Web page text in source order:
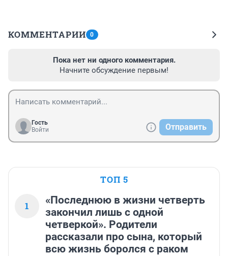
КОММЕНТАРИИ 0
Пока нет ни одного комментария.
Начните обсуждение первым!
Гость
Войти
Отправить
ТОП 5
1
«Последнюю в жизни четверть
закончил лишь с одной
четверкой». Родители
рассказали про сына, который
всю жизнь боролся с раком